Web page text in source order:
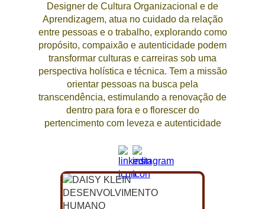
Designer de Cultura Organizacional e de
Aprendizagem, atua no cuidado da relação
entre pessoas e o trabalho, explorando como
propósito, compaixão e autenticidade podem
transformar culturas e carreiras sob uma
perspectiva holística e técnica. Tem a missão
orientar pessoas na busca pela
transcendência, estimulando a renovação de
dentro para fora e o florescer do
pertencimento com leveza e autenticidade